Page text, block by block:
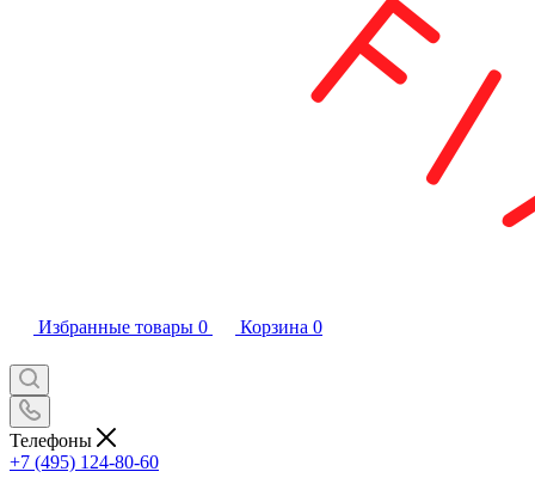
Избранные товары 0 Корзина 0
Телефоны
+7 (495) 124-80-60